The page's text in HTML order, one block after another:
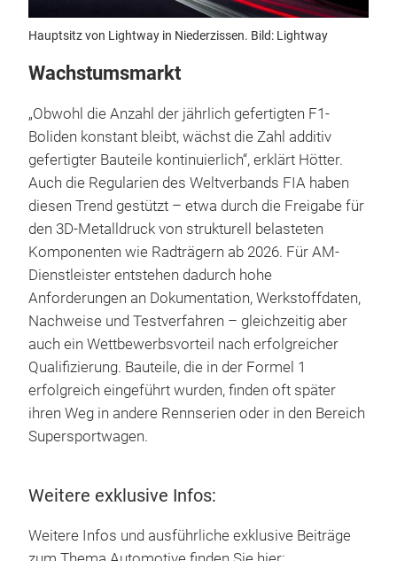
Hauptsitz von Lightway in Niederzissen. Bild: Lightway
Wachstumsmarkt
„Obwohl die Anzahl der jährlich gefertigten F1-
Boliden konstant bleibt, wächst die Zahl additiv
gefertigter Bauteile kontinuierlich“, erklärt Hötter.
Auch die Regularien des Weltverbands FIA haben
diesen Trend gestützt – etwa durch die Freigabe für
den 3D-Metalldruck von strukturell belasteten
Komponenten wie Radträgern ab 2026. Für AM-
Dienstleister entstehen dadurch hohe
Anforderungen an Dokumentation, Werkstoffdaten,
Nachweise und Testverfahren – gleichzeitig aber
auch ein Wettbewerbsvorteil nach erfolgreicher
Qualifizierung. Bauteile, die in der Formel 1
erfolgreich eingeführt wurden, finden oft später
ihren Weg in andere Rennserien oder in den Bereich
Supersportwagen.
Weitere exklusive Infos:
Weitere Infos und ausführliche exklusive Beiträge